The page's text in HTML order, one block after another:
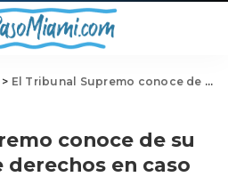
> El Tribunal Supremo conoce de su primer arma de derechos en caso de una década
conoce de su
en caso